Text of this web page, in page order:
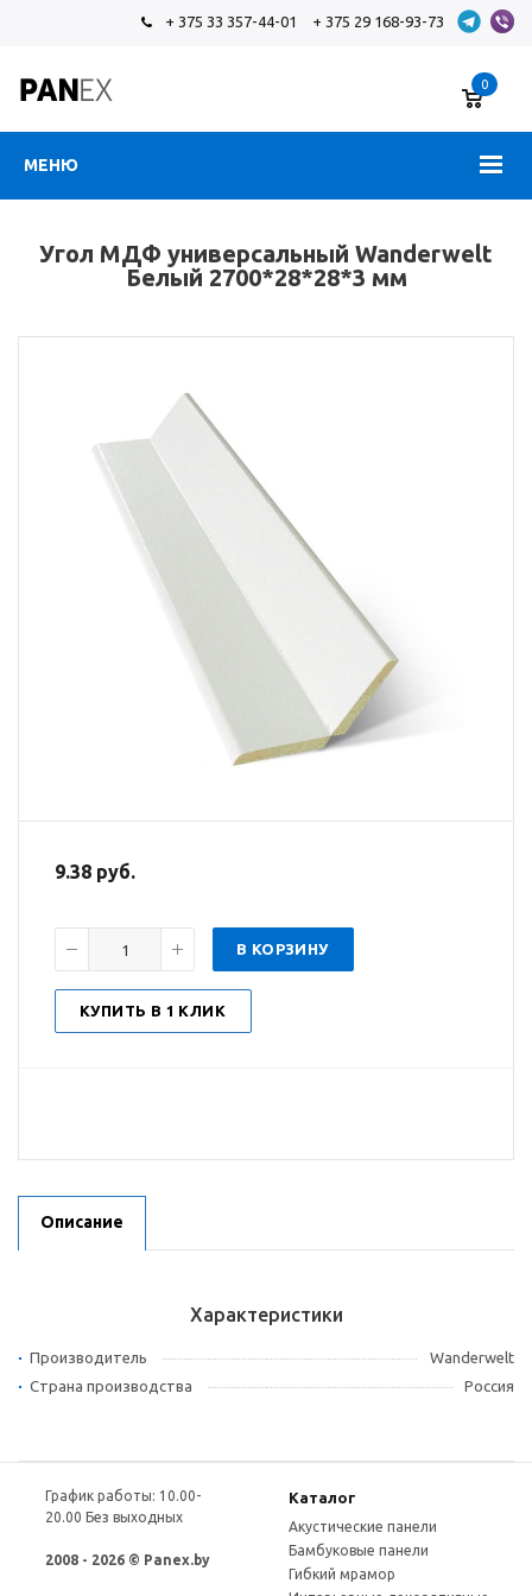
+ 375 33 357-44-01 + 375 29 168-93-73
МЕНЮ
0
Угол МДФ универсальный Wanderwelt
Белый 2700*28*28*3 мм
9.38 руб.
В КОРЗИНУ
КУПИТЬ В 1 КЛИК
Описание
Характеристики
Производитель
Wanderwelt
Страна производства
Россия
График работы: 10.00-
20.00 Без выходных
2008 - 2026 © Panex.by
Каталог
Акустические панели
Бамбуковые панели
Гибкий мрамор